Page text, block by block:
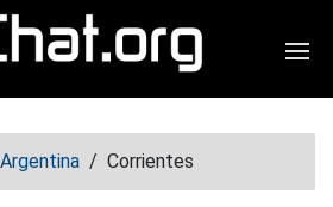
Argentina / Corrientes